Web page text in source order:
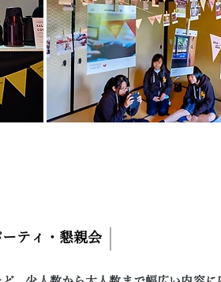
ーティ・懇親会